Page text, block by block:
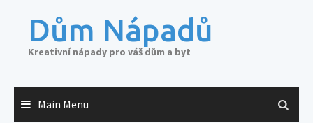
Dům Nápadů
Kreativní nápady pro váš dům a byt
Main Menu